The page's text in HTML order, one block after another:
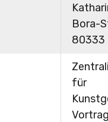
Bora-
80333
für